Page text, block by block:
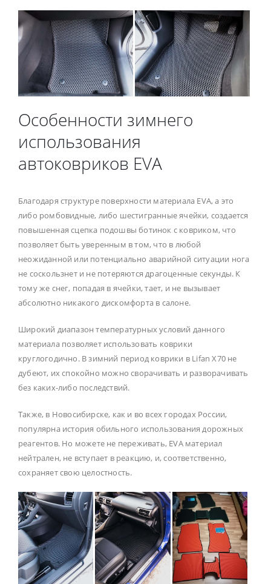
Особенности зимнего
использования
автоковриков EVA
Благодаря структуре поверхности материала EVA, а это
либо ромбовидные, либо шестигранные ячейки, создается
повышенная сцепка подошвы ботинок с ковриком, что
позволяет быть уверенным в том, что в любой
неожиданной или потенциально аварийной ситуации нога
не соскользнет и не потеряются драгоценные секунды. К
тому же снег, попадая в ячейки, тает, и не вызывает
абсолютно никакого дискомфорта в салоне.
Широкий диапазон температурных условий данного
материала позволяет использовать коврики
круглогодично. В зимний период коврики в Lifan X70 не
дубеют, их спокойно можно сворачивать и разворачивать
без каких-либо последствий.
Также, в Новосибирске, как и во всех городах России,
популярна история обильного использования дорожных
реагентов. Но можете не переживать, EVA материал
нейтрален, не вступает в реакцию, и, соответственно,
сохраняет свою целостность.